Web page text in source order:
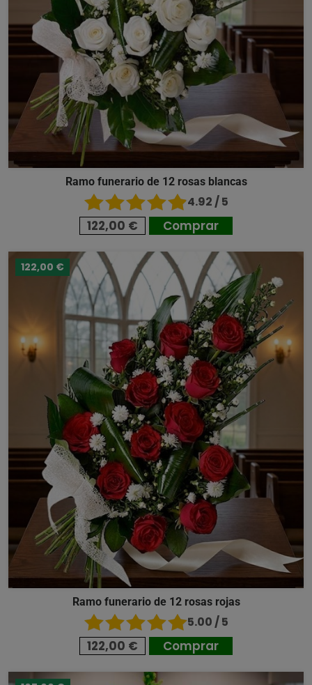
Ramo funerario de 12 rosas blancas
4.92 / 5
122,00 € Comprar
122,00 €
Ramo funerario de 12 rosas rojas
5.00 / 5
122,00 € Comprar